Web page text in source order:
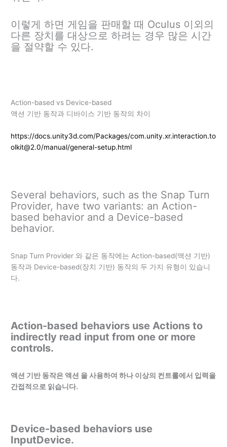
이렇게 하면 게임을 판매할 때 Oculus 이외의
다른 장치를 대상으로 하려는 경우 많은 시간
을 절약할 수 있다.
Action-based vs Device-based
액션 기반 동작과 디바이스 기반 동작의 차이
https://docs.unity3d.com/Packages/com.unity.xr.interaction.to
olkit@2.0/manual/general-setup.html
Several behaviors, such as the Snap Turn
Provider, have two variants: an Action-
based behavior and a Device-based
behavior.
Snap Turn Provider 와 같은 동작에는 Action-based(액션 기반)
동작과 Device-based(장치 기반) 동작의 두 가지 유형이 있습니
다.
Action-based behaviors use Actions to
indirectly read input from one or more
controls.
액션 기반 동작은 액션 을 사용하여 하나 이상의 컨트롤에서 입력을
간접적으로 읽습니다.
Device-based behaviors use
InputDevice.